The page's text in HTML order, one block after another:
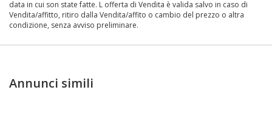
data in cui son state fatte. L offerta di Vendita è valida salvo in caso di
Vendita/affitto, ritiro dalla Vendita/affito o cambio del prezzo o altra
condizione, senza avviso preliminare.
Annunci simili